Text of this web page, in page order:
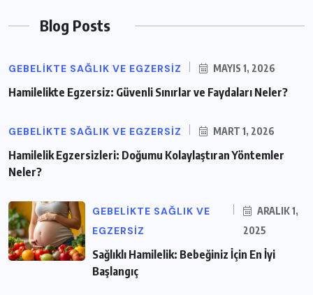
Blog Posts
GEBELIKTE SAĞLIK VE EGZERSIZ MAYIS 1, 2026
Hamilelikte Egzersiz: Güvenli Sınırlar ve Faydaları Neler?
GEBELIKTE SAĞLIK VE EGZERSIZ MART 1, 2026
Hamilelik Egzersizleri: Doğumu Kolaylaştıran Yöntemler
Neler?
GEBELIKTE SAĞLIK VE
EGZERSIZ
ARALIK 1,
2025
Sağlıklı Hamilelik: Bebeğiniz İçin En İyi
Başlangıç